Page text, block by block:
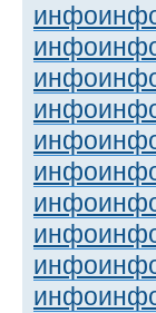
инфо
инфо
инфо
инфо
инфо
инфо
инфо
инфо
инфо
инфо